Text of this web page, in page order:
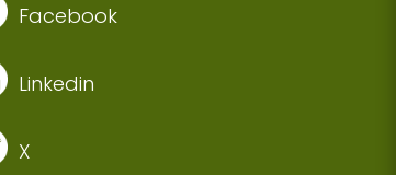
Facebook
Linkedin
X